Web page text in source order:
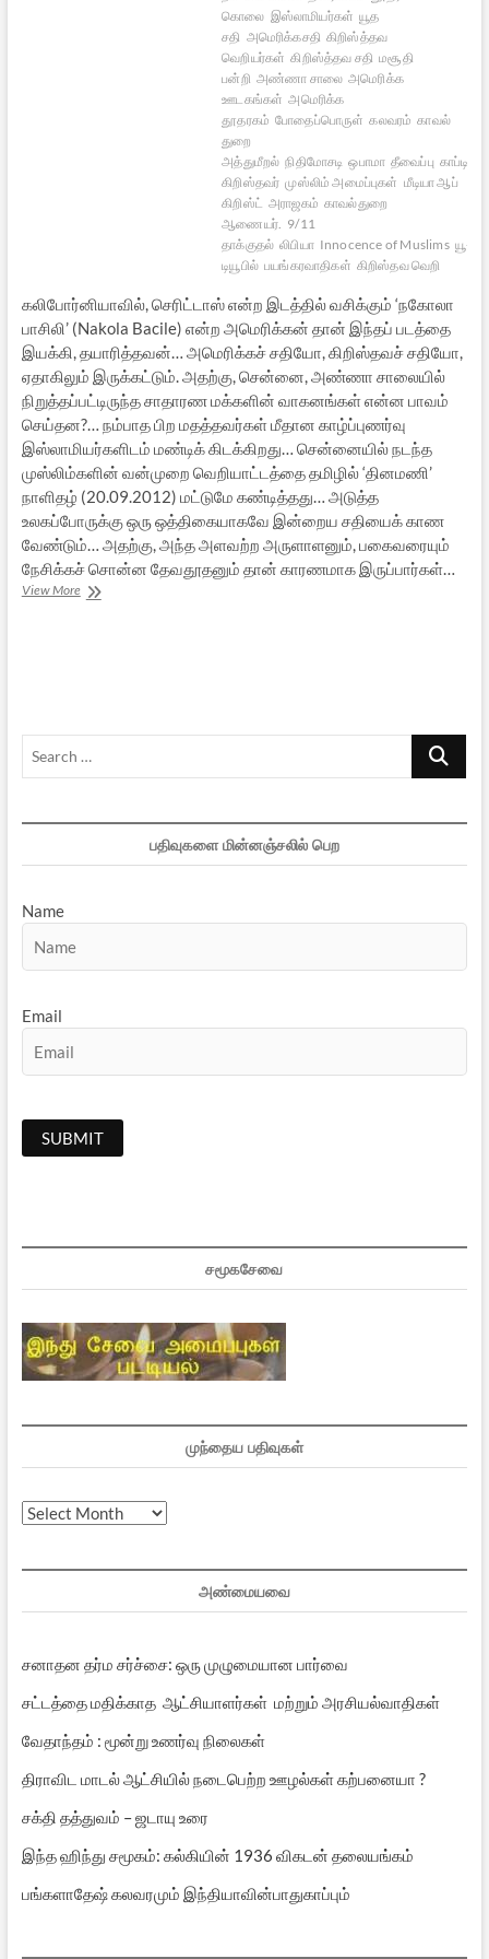
கொலை இஸ்லாமியர்கள் யூத
சதி அமெரிக்கசதி கிறிஸ்த்தவ
வெறியர்கள் கிறிஸ்த்தவ சதி மசூதி
பன்றி அண்ணா சாலை அமெரிக்க
ஊடகங்கள் அமெரிக்க
தூதரகம் போதைப்பொருள் கலவரம் காவல்
துறை
அத்துமீறல் நிதிமோசடி ஒபாமா தீவைப்பு காப்டிக்
கிறிஸ்தவர் முஸ்லிம் அமைப்புகள் மீடியா ஆப்
கிறிஸ்ட் அராஜகம் காவல்துறை
ஆணையர். 9/11
தாக்குதல் லிபியா Innocence of Muslims யூ-
டியூபில் பயங்கரவாதிகள் கிறிஸ்தவ வெறி
கலிபோர்னியாவில், செரிட்டாஸ் என்ற இடத்தில் வசிக்கும் ‘நகோலா
பாசிலி’ (Nakola Bacile) என்ற அமெரிக்கன் தான் இந்தப் படத்தை
இயக்கி, தயாரித்தவன்… அமெரிக்கச் சதியோ, கிறிஸ்தவச் சதியோ,
ஏதாகிலும் இருக்கட்டும். அதற்கு, சென்னை, அண்ணா சாலையில்
நிறுத்தப்பட்டிருந்த சாதாரண மக்களின் வாகனங்கள் என்ன பாவம்
செய்தன?… நம்பாத பிற மதத்தவர்கள் மீதான காழ்ப்புணர்வு
இஸ்லாமியர்களிடம் மண்டிக் கிடக்கிறது… சென்னையில் நடந்த
முஸ்லிம்களின் வன்முறை வெறியாட்டத்தை தமிழில் ‘தினமணி’
நாளிதழ் (20.09.2012) மட்டுமே கண்டித்தது… அடுத்த
உலகப்போருக்கு ஒரு ஒத்திகையாகவே இன்றைய சதியைக் காண
வேண்டும்… அதற்கு, அந்த அளவற்ற அருளாளனும், பகைவரையும்
நேசிக்கச் சொன்ன தேவதூதனும் தான் காரணமாக இருப்பார்கள்…
View Moreவெகுளித்தனமானவர்களா
Search
பதிவுகளை மின்னஞ்சலில் பெற
Name
Email
சமூகசேவை
முந்தைய பதிவுகள்
முந்தைய
அண்மையவை
சனாதன தர்ம சர்ச்சை: ஒரு முழுமையான பார்வை
சட்டத்தை மதிக்காத ஆட்சியாளர்கள் மற்றும் அரசியல்வாதிகள்
வேதாந்தம் : மூன்று உணர்வு நிலைகள்
திராவிட மாடல் ஆட்சியில் நடைபெற்ற ஊழல்கள் கற்பனையா ?
சக்தி தத்துவம் – ஜடாயு உரை
இந்த ஹிந்து சமூகம்: கல்கியின் 1936 விகடன் தலையங்கம்
பங்களாதேஷ் கலவரமும் இந்தியாவின்பாதுகாப்பும்